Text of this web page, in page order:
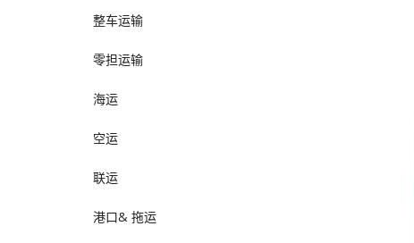
整车运输
零担运输
海运
空运
联运
港口& 拖运